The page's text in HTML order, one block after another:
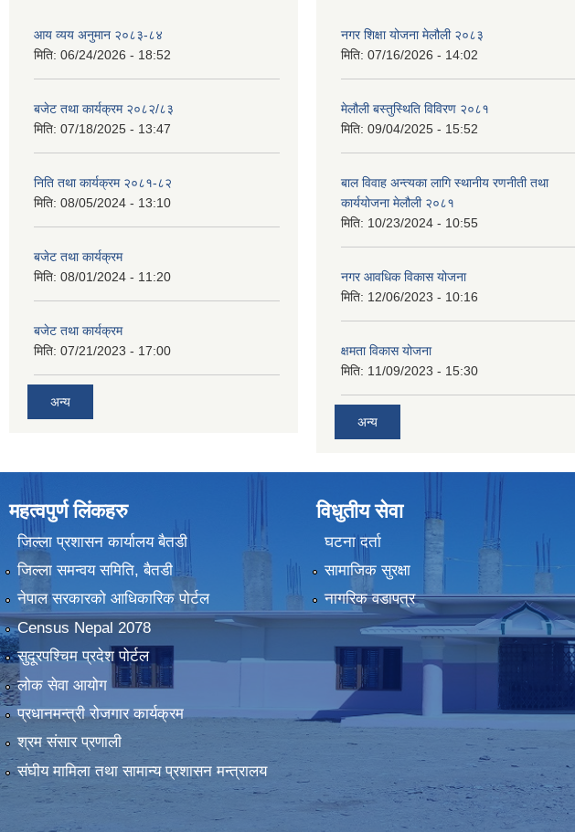
आय व्यय अनुमान २०८३-८४
मिति: 06/24/2026 - 18:52
बजेट तथा कार्यक्रम २०८२/८३
मिति: 07/18/2025 - 13:47
निति तथा कार्यक्रम २०८१-८२
मिति: 08/05/2024 - 13:10
बजेट तथा कार्यक्रम
मिति: 08/01/2024 - 11:20
बजेट तथा कार्यक्रम
मिति: 07/21/2023 - 17:00
अन्य
नगर शिक्षा योजना मेलौली २०८३
मिति: 07/16/2026 - 14:02
मेलौली बस्तुस्थिति विविरण २०८१
मिति: 09/04/2025 - 15:52
बाल विवाह अन्त्यका लागि स्थानीय रणनीती तथा
कार्ययोजना मेलौली २०८१
मिति: 10/23/2024 - 10:55
नगर आवधिक विकास योजना
मिति: 12/06/2023 - 10:16
क्षमता विकास योजना
मिति: 11/09/2023 - 15:30
अन्य
महत्वपुर्ण लिंकहरु
जिल्ला प्रशासन कार्यालय बैतडी
जिल्ला समन्वय समिति, बैतडी
नेपाल सरकारको आधिकारिक पोर्टल
Census Nepal 2078
सुदूरपश्चिम प्रदेश पोर्टल
लोक सेवा आयोग
प्रधानमन्त्री रोजगार कार्यक्रम
श्रम संसार प्रणाली
संघीय मामिला तथा सामान्य प्रशासन मन्त्रालय
विधुतीय सेवा
घटना दर्ता
सामाजिक सुरक्षा
नागरिक वडापत्र